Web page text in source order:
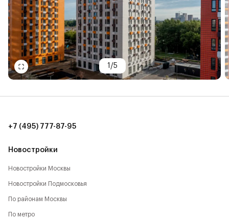
1 /5
Новостройки
Новостройки Москвы
Новостройки Подмосковья
По районам Москвы
По метро
+7 (495) 777-87-95